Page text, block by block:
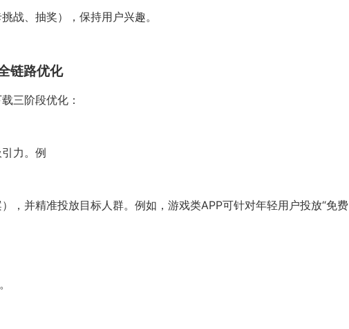
战、抽奖），保持用户兴趣。
链路优化
三阶段优化：
力。例
，并精准投放目标人群。例如，游戏类APP可针对年轻用户投放“免费